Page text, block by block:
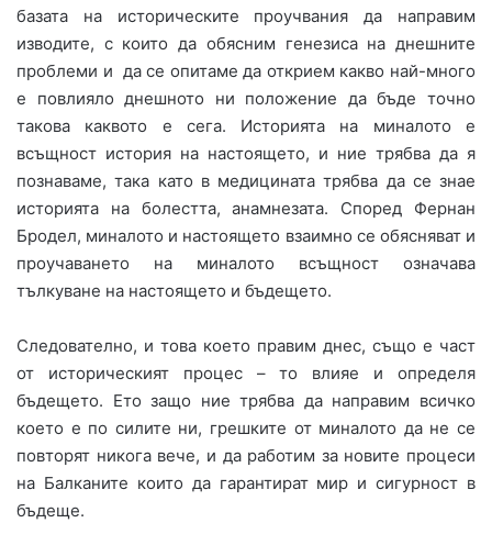
базата на историческите проучвания да направим
изводите, с които да обясним генезиса на днешните
проблеми и да се опитаме да открием какво най-много
е повлияло днешното ни положение да бъде точно
такова каквото е сега. Историята на миналото е
всъщност история на настоящето, и ниe трябва да я
познаваме, така като в медицината трябва да се знае
историята на болестта, анамнезата. Според Фернан
Бродел, миналото и настоящето взаимно се обясняват и
проучаването на миналото всъщност означава
тълкуване на настоящето и бъдещето.
Следователно, и това което правим днес, също е част
от историческият процес – то влияе и определя
бъдещето. Ето защо ние трябва да направим всичко
което е по силите ни, грешките от миналото да не се
повторят никога вече, и да работим за новите процеси
на Балканите които да гарантират мир и сигурност в
бъдеще.